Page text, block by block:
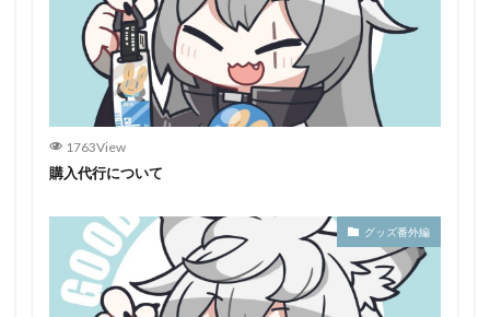
1763View
購入代行について
グッズ番外編